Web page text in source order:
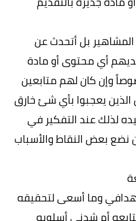
المشاهير بل أتحدث عن
أي محتوى أو مادة
وإن كان لهم متابعين
يعجبوا بأي شئ خارق
لذلك عند التفكير في
نضع بعض النقاط والأسباب
وما أسعى لتحقيقه